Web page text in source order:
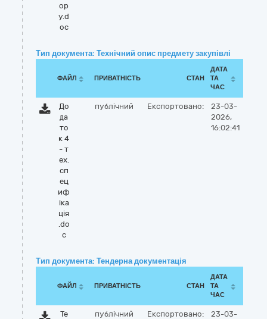
ор
у.d
oc
Тип документа: Технічний опис предмету закупівлі
ФАЙЛ ПРИВАТНІСТЬ СТАН
ДАТА
ТА
ЧАС
До
да
то
к 4
- т
ех.
сп
ец
иф
іка
ція
.do
c
публічний Експортовано:
23-03-
2026,
16:02:41
Тип документа: Тендерна документація
ФАЙЛ ПРИВАТНІСТЬ СТАН
ДАТА
ТА
ЧАС
Те
публічний Експортовано:
23-03-